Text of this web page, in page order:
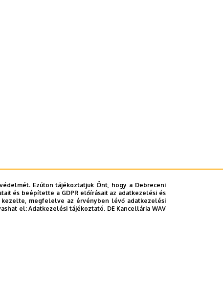
Ezúton tájékoztatjuk Önt, hogy a Debreceni
és beépítette a GDPR előírásait az adatkezelési és
megfelelve az érvényben lévő adatkezelési
el:Adatkezelési tájékoztató. DE Kancellária WAV